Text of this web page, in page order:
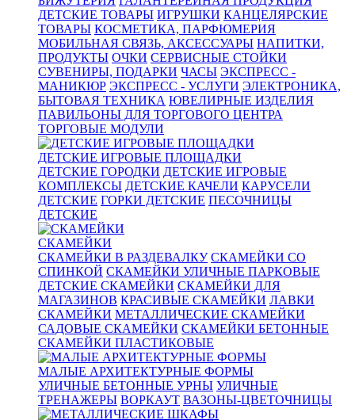
ДЕТСКИЕ ТОВАРЫ ИГРУШКИ КАНЦЕЛЯРСКИЕ
ТОВАРЫ КОСМЕТИКА, ПАРФЮМЕРИЯ
МОБИЛЬНАЯ СВЯЗЬ, АКСЕССУАРЫ НАПИТКИ,
ПРОДУКТЫ ОЧКИ СЕРВИСНЫЕ СТОЙКИ
СУВЕНИРЫ, ПОДАРКИ ЧАСЫ ЭКСПРЕСС -
МАНИКЮР ЭКСПРЕСС - УСЛУГИ ЭЛЕКТРОНИКА,
БЫТОВАЯ ТЕХНИКА ЮВЕЛИРНЫЕ ИЗДЕЛИЯ
ПАВИЛЬОНЫ ДЛЯ ТОРГОВОГО ЦЕНТРА
ТОРГОВЫЕ МОДУЛИ
ДЕТСКИЕ ИГРОВЫЕ ПЛОЩАДКИ
ДЕТСКИЕ ГОРОДКИ ДЕТСКИЕ ИГРОВЫЕ
КОМПЛЕКСЫ ДЕТСКИЕ КАЧЕЛИ КАРУСЕЛИ
ДЕТСКИЕ ГОРКИ ДЕТСКИЕ ПЕСОЧНИЦЫ
ДЕТСКИЕ
СКАМЕЙКИ
СКАМЕЙКИ В РАЗДЕВАЛКУ СКАМЕЙКИ СО
СПИНКОЙ СКАМЕЙКИ УЛИЧНЫЕ ПАРКОВЫЕ
ДЕТСКИЕ СКАМЕЙКИ СКАМЕЙКИ ДЛЯ
МАГАЗИНОВ КРАСИВЫЕ СКАМЕЙКИ ЛАВКИ
СКАМЕЙКИ МЕТАЛЛИЧЕСКИЕ СКАМЕЙКИ
САДОВЫЕ СКАМЕЙКИ СКАМЕЙКИ БЕТОННЫЕ
СКАМЕЙКИ ПЛАСТИКОВЫЕ
МАЛЫЕ АРХИТЕКТУРНЫЕ ФОРМЫ
УЛИЧНЫЕ БЕТОННЫЕ УРНЫ УЛИЧНЫЕ
ТРЕНАЖЕРЫ ВОРКАУТ ВАЗОНЫ-ЦВЕТОЧНИЦЫ